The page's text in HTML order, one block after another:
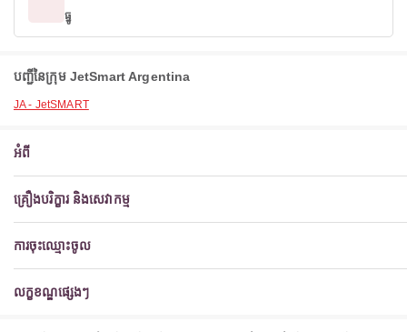
ធ្នូ
បញ្ជីនៃក្រុម JetSmart Argentina
JA - JetSMART
អំពី
គ្រឿងបរិក្ខារ និងសេវាកម្ម
ការចុះឈ្មោះចូល
លក្ខខណ្ឌផ្សេងៗ